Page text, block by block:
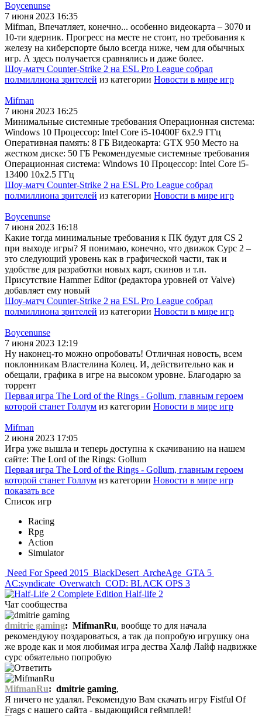
Boycenunse
7 июня 2023 16:35
Mifman, Впечатляет, конечно... особенно видеокарта – 3070 и
10-ти ядерник. Прогресс на месте не стоит, но требования к
железу на киберспорте было всегда ниже, чем для обычных
игр. А здесь получается сравнялись и даже более.
Шоу-матч Counter-Strike 2 на ESL Pro League собрал
полмиллиона зрителей из категории Новости в мире игр
Mifman
7 июня 2023 16:25
Минимальные системные требования Операционная система:
Windows 10 Процессор: Intel Core i5-10400F 6x2.9 ГГц
Оперативная память: 8 ГБ Видеокарта: GTX 950 Место на
жестком диске: 50 ГБ Рекомендуемые системные требования
Операционная система: Windows 10 Процессор: Intel Core i5-
13400 10x2.5 ГГц
Шоу-матч Counter-Strike 2 на ESL Pro League собрал
полмиллиона зрителей из категории Новости в мире игр
Boycenunse
7 июня 2023 16:18
Какие тогда минимальные требования к ПК будут для CS 2
при выходе игры? Я понимаю, конечно, что движок Сурс 2 –
это следующий уровень как в графической части, так и
удобстве для разработки новых карт, скинов и т.п.
Присутствие Hammer Editor (редактора уровней от Valve)
добавляет ему новый
Шоу-матч Counter-Strike 2 на ESL Pro League собрал
полмиллиона зрителей из категории Новости в мире игр
Boycenunse
7 июня 2023 12:19
Ну наконец-то можно опробовать! Отличная новость, всем
поклонникам Властелина Колец. И, действительно как и
обещали, графика в игре на высоком уровне. Благодарю за
торрент
Первая игра The Lord of the Rings - Gollum, главным героем
которой станет Голлум из категории Новости в мире игр
Mifman
2 июня 2023 17:05
Игра уже вышла и теперь доступна к скачиванию на нашем
сайте: The Lord of the Rings: Gollum
Первая игра The Lord of the Rings - Gollum, главным героем
которой станет Голлум из категории Новости в мире игр
показать все
Список игр
Racing
Rpg
Action
Simulator
Need For Speed 2015 BlackDesert ArcheAge GTA 5
AC:syndicate Overwatch COD: BLACK OPS 3
Half-life 2
Чат сообщества
dmitrie gaming: MifmanRu, вообще то для начала
рекомендуюу поздароваться, а так да попробую игрушку она
же вроде как и моя любимая игра дества Халф Лайф надвижке
сурс обяательно попробую
MifmanRu: dmitrie gaming,
Я ничего не удалял. Рекомендую Вам скачать игру Fistful Of
Frags с нашего сайта - выдающийся геймплей!